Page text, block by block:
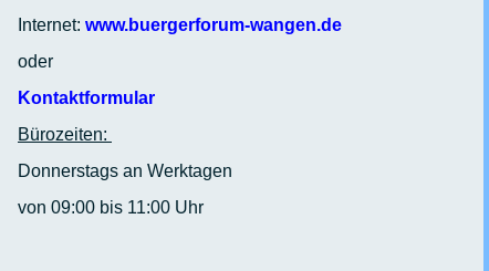
Internet: www.buergerforum-wangen.de
oder
Kontaktformular
Bürozeiten:
Donnerstags an Werktagen
von 09:00 bis 11:00 Uhr